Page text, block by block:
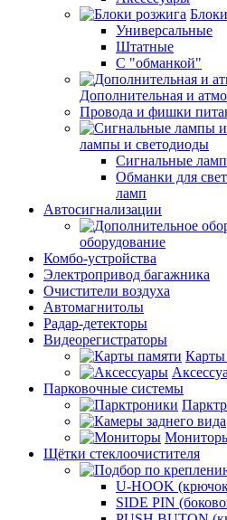
Универсальные
Штатные
С "обманкой"
Дополнительная и
Провода и фишки
лампы и светодиоды
Сигнальные
Обманки для
ламп
Автосигнализации
оборудование
Комбо-устройства
Электропривод багажника
Очистители воздуха
Автомагнитолы
Радар-детекторы
Видеорегистраторы
Карты
Парковочные системы
Щётки стеклоочистителя
U-HOOK
SIDE PIN